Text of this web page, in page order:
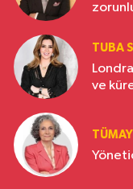
TUBA
ve